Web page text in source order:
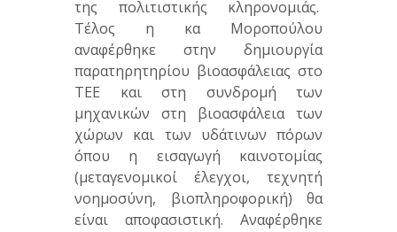
της πολιτιστικής κληρονομιάς.
Τέλος η κα Μοροπούλου
αναφέρθηκε στην δημιουργία
παρατηρητηρίου βιοασφάλειας στο
ΤΕΕ και στη συνδρομή των
μηχανικών στη βιοασφάλεια των
χώρων και των υδάτινων πόρων
όπου η εισαγωγή καινοτομίας
(μεταγενομικοί έλεγχοι, τεχνητή
νοημοσύνη, βιοπληροφορική) θα
είναι αποφασιστική. Αναφέρθηκε